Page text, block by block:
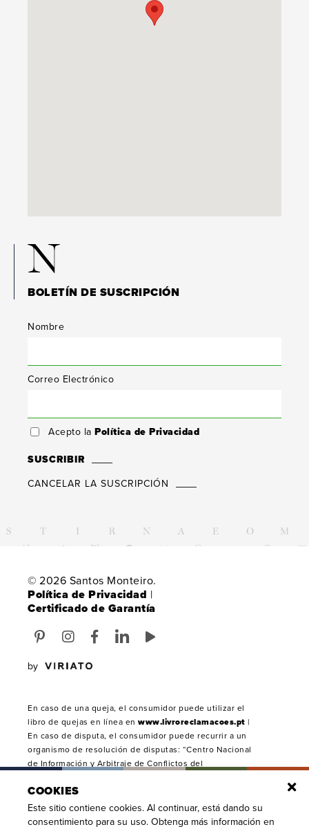
N
BOLETÍN DE SUSCRIPCIÓN
Nombre
Correo Electrónico
Acepto la Política de Privacidad
SUSCRIBIR
CANCELAR LA SUSCRIPCIÓN
© 2026 Santos Monteiro.
Política de Privacidad |
Certificado de Garantía
by
En caso de una queja, el consumidor puede utilizar el
libro de quejas en línea en www.livroreclamacoes.pt |
En caso de disputa, el consumidor puede recurrir a un
organismo de resolución de disputas: “Centro Nacional
de Información y Arbitraje de Conflictos del
Braga. Tel:253 619 107
portuguesa), correo electrónico:geral@cniacc.pt, web:
cniacc.pt
COOKIES
Este sitio contiene cookies. Al continuar, está dando su
consentimiento para su uso. Obtenga más información en